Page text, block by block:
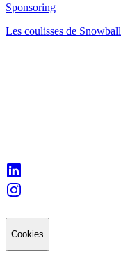
Sponsoring
Les coulisses de Snowball
Cookies